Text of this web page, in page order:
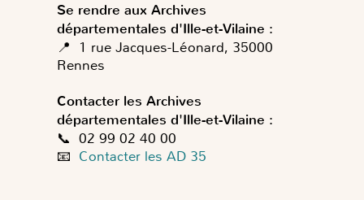
Se rendre aux Archives
départementales d'Ille-et-Vilaine :
📍 1 rue Jacques-Léonard, 35000
Rennes
Contacter les Archives
départementales d'Ille-et-Vilaine :
📞 02 99 02 40 00
📧 Contacter les AD 35